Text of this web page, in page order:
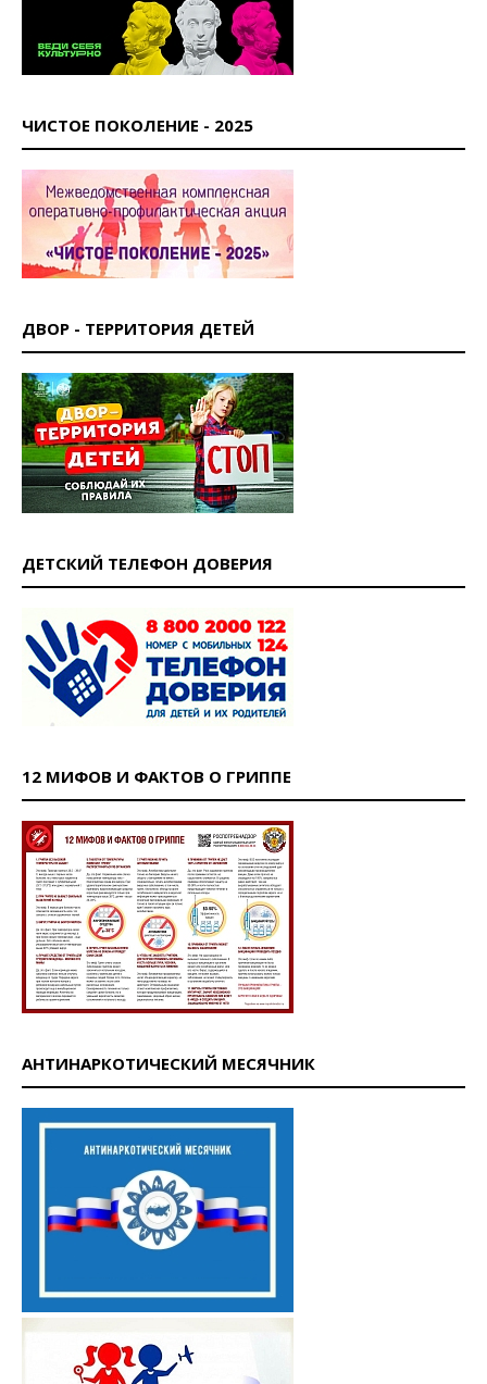
ЧИСТОЕ ПОКОЛЕНИЕ - 2025
ДВОР - ТЕРРИТОРИЯ ДЕТЕЙ
ДЕТСКИЙ ТЕЛЕФОН ДОВЕРИЯ
12 МИФОВ И ФАКТОВ О ГРИППЕ
АНТИНАРКОТИЧЕСКИЙ МЕСЯЧНИК